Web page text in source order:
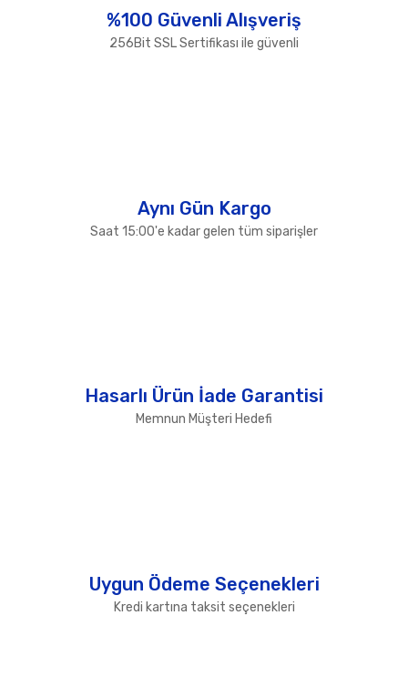
Ürün fiyatı diğer sitelerden daha pahalı.
%100 Güvenli Alışveriş
256Bit SSL Sertifikası ile güvenli
Aynı Gün Kargo
Saat 15:00'e kadar gelen tüm siparişler
Hasarlı Ürün İade Garantisi
Memnun Müşteri Hedefi
Uygun Ödeme Seçenekleri
Kredi kartına taksit seçenekleri